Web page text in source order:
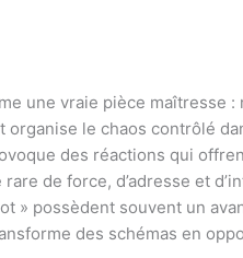
une vraie pièce maîtresse
le chaos contrôlé
des réactions qui
de force, d’adresse et
» possèdent souvent un
des schémas en